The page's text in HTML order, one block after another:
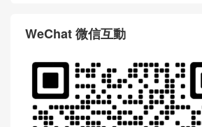
WeChat 微信互動